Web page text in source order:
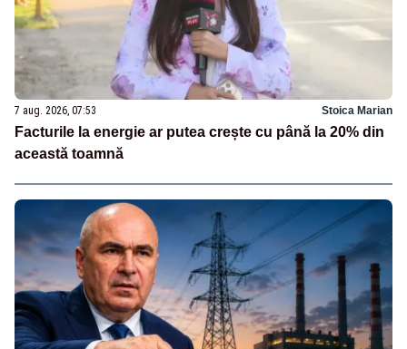
7 aug. 2026, 07:53 Stoica Marian
Facturile la energie ar putea crește cu până la 20% din
această toamnă